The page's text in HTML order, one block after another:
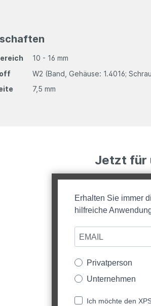
10 - 16 mm
W2 (Band, Gehäuse: 1.4016;
7,5 mm
Jetzt für
Erhalten Sie immer
hilfreiche
Privatperson
Unternehmen
Ich möchte den